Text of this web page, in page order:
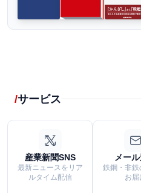
サービス
産業新聞SNS
最新ニュースをリア
ルタイム配信
メー
鉄鋼・非鉄
お届